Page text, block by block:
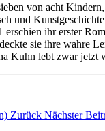
von acht
und
erschien ihr erster
sie ihre wahre
Kuhn lebt zwar
Zurück Nächster